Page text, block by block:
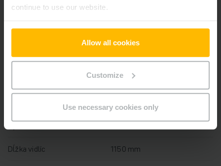
continue to use our website.
Allow all cookies
Customize
Use necessary cookies only
Battery Refurbishment Year
Rok
Výška zdvihu 3300 mm
3000 kg
Prevádzkové hodiny 900 h
Dĺžka vidlíc 1150 mm